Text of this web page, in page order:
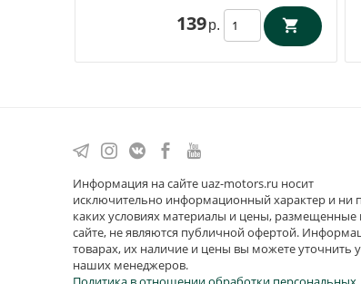
139 р.
Информация на сайте uaz-motors.ru носит
исключительно информационный характер и ни
каких условиях материалы и цены, размещенные
сайте, не являются публичной офертой.
товарах, их наличие и цены вы можете уточнить у
наших менеджеров.